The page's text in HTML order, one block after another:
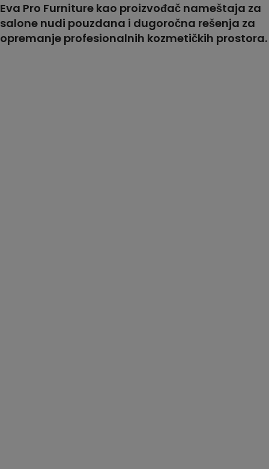
Eva Pro Furniture kao proizvođač nameštaja za
salone nudi pouzdana i dugoročna rešenja za
opremanje profesionalnih kozmetičkih prostora.